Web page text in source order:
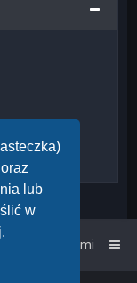
lub
w
Kontakt z nami